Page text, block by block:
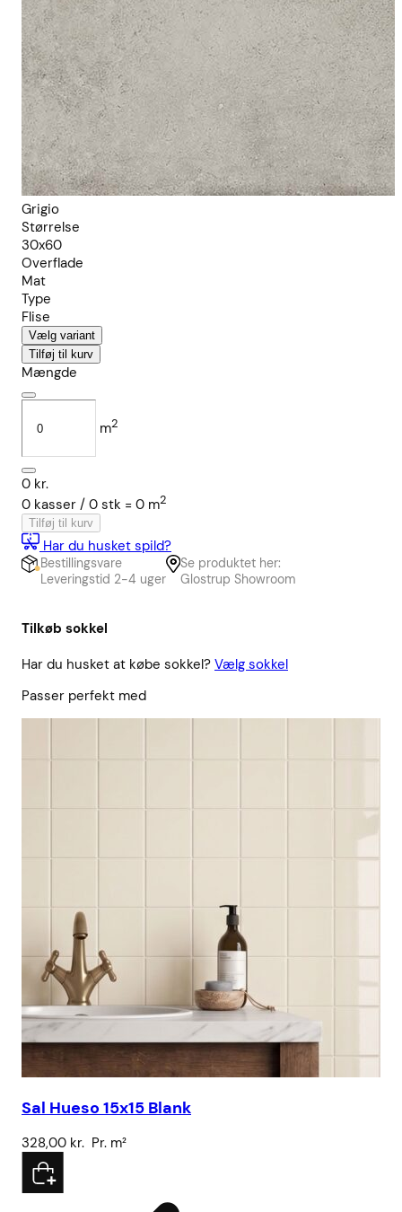
Grigio
Størrelse
30x60
Overflade
Mat
Type
Flise
Vælg variant
Tilføj til kurv
Mængde
m2
0 kr.
0 kasser / 0 stk = 0 m2
Tilføj til kurv
Har du husket spild?
Bestillingsvare
Leveringstid 2-4 uger
Se produktet her:
Glostrup Showroom
Tilkøb sokkel
Har du husket at købe sokkel? Vælg sokkel
Passer perfekt med
Sal Hueso 15x15 Blank
328,00 kr. Pr. m²